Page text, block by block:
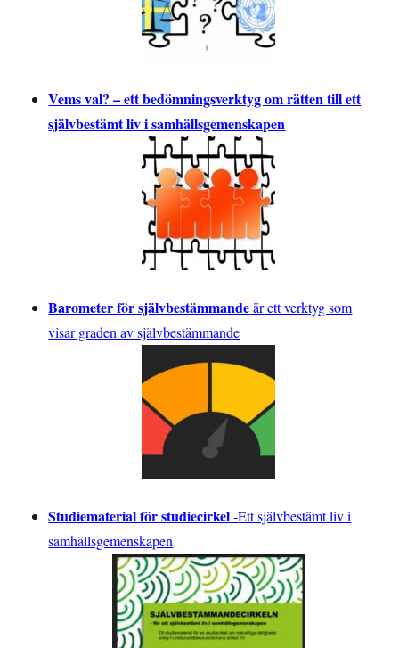
Vems val? – ett bedömningsverktyg om rätten till ett
självbestämt liv i samhällsgemenskapen
Barometer för självbestämmandeär ett verktyg som
visar graden av självbestämmande
Studiematerial för studiecirkel-Ett självbestämt liv i
samhällsgemenskapen